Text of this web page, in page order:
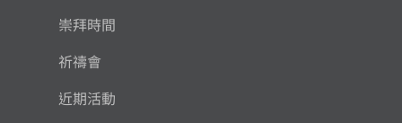
崇拜時間
祈禱會
近期活動